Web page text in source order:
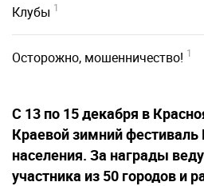
Клубы 1
Осторожно, мошенничество! 1
С 13 по 15 декабря в
Краевой зимний фестиваль
населения. За награды
участника из 50 городов и